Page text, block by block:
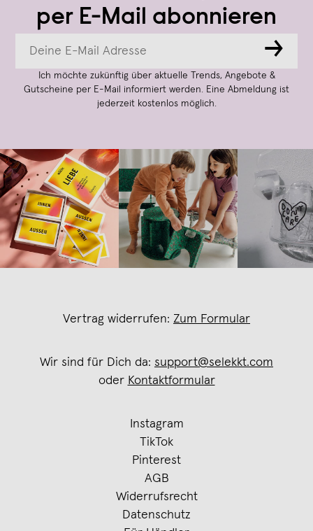
per E-Mail abonnieren
→
Ich möchte zukünftig über aktuelle Trends, Angebote &
Gutscheine per E-Mail informiert werden. Eine Abmeldung ist
jederzeit kostenlos möglich.
Vertrag widerrufen: Zum Formular
Wir sind für Dich da: support@selekkt.com
oder Kontaktformular
Instagram
TikTok
Pinterest
AGB
Widerrufsrecht
Datenschutz